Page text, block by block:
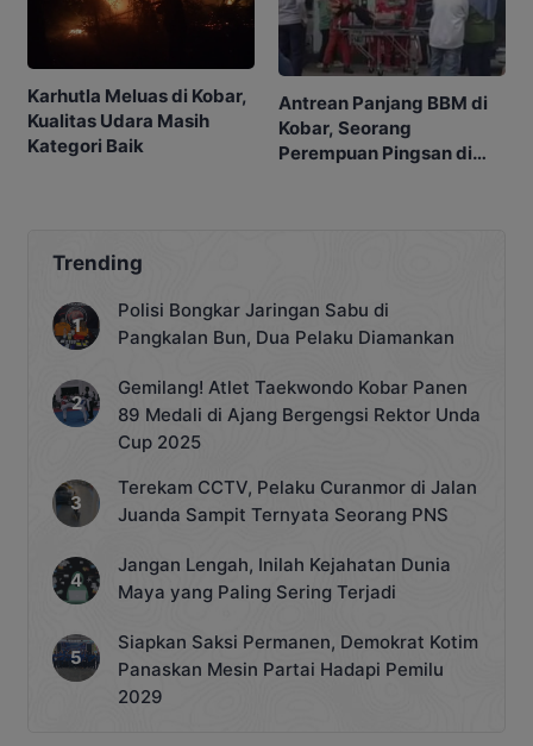
Karhutla Meluas di Kobar,
Kualitas Udara Masih
Kategori Baik
Antrean Panjang BBM di
Kobar, Seorang
Perempuan Pingsan di
Trending
Polisi Bongkar Jaringan Sabu di
Pangkalan Bun, Dua Pelaku Diamankan
Gemilang! Atlet Taekwondo Kobar Panen
89 Medali di Ajang Bergengsi Rektor Unda
Cup 2025
Terekam CCTV, Pelaku Curanmor di Jalan
Juanda Sampit Ternyata Seorang PNS
Jangan Lengah, Inilah Kejahatan Dunia
Maya yang Paling Sering Terjadi
Siapkan Saksi Permanen, Demokrat Kotim
Panaskan Mesin Partai Hadapi Pemilu
2029